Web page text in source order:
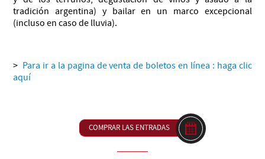
tradición argentina) y bailar en un marco excepcional
(incluso en caso de lluvia).
> Para ir a la pagina de venta de boletos en línea : haga clic
aquí
COMPRAR LAS ENTRADAS